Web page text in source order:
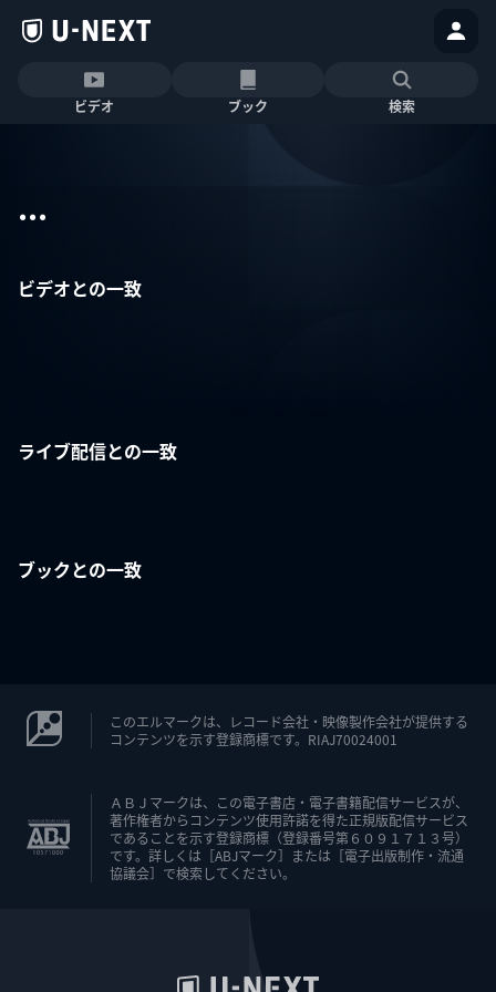
ビデオ ブック 検索
...
ビデオとの一致
ライブ配信との一致
ブックとの一致
このエルマークは、レコード会社・映像製作会社が提供する
コンテンツを示す登録商標です。RIAJ70024001
ＡＢＪマークは、この電子書店・電子書籍配信サービスが、
著作権者からコンテンツ使用許諾を得た正規版配信サービス
であることを示す登録商標（登録番号第６０９１７１３号）
です。詳しくは［ABJマーク］または［電子出版制作・流通
協議会］で検索してください。